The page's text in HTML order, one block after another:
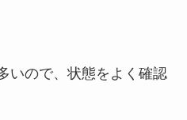
いので、状態をよく確認